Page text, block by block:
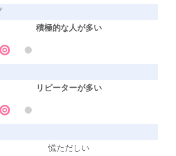
積極的な人が多い
リピーターが多い
慌ただしい